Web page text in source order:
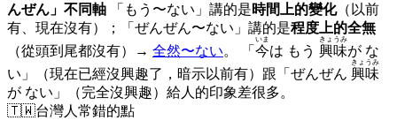
んぜん」不同軸
「もう〜ない」講的是時間上的變化（以前
有、現在沒有）；「ぜんぜん〜ない」講的是程度上的全無
（從頭到尾都沒有）→ 全然〜ない。 「 今
いま
は もう 興味
きょうみ
が な
い」（現在已經沒興趣了，暗示以前有）跟「ぜんぜん 興味
きょうみ
が ない」（完全沒興趣）給人的印象差很多。
🇹🇼台灣人常錯的點